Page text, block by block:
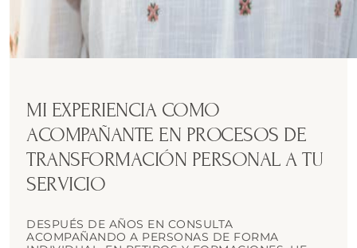
MI EXPERIENCIA COMO
ACOMPAÑANTE EN PROCESOS DE
TRANSFORMACIÓN PERSONAL A TU
SERVICIO
DESPUÉS DE AÑOS EN CONSULTA
ACOMPAÑANDO A PERSONAS DE FORMA